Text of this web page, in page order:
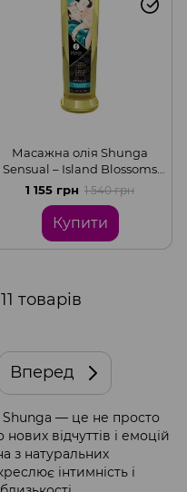
Масажна олія Shunga
Sensual – Island Blossoms
(240 мл) натуральна
зволожувальна
1 155 грн 1 540 грн
Купити
товарів
Вперед
Shunga — це не просто
відчуттів і емоцій
з натуральних
інтимність і